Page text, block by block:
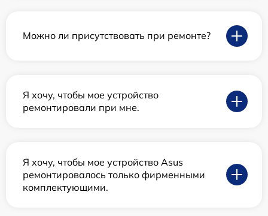
Можно ли присутствовать при ремонте?
Я хочу, чтобы мое устройство
ремонтировали при мне.
Я хочу, чтобы мое устройство Asus
ремонтировалось только фирменными
комплектующими.